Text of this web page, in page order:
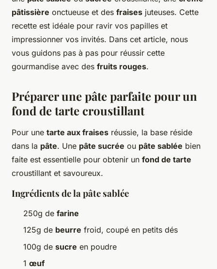
pâtissière onctueuse et des fraises juteuses. Cette
recette est idéale pour ravir vos papilles et
impressionner vos invités. Dans cet article, nous
vous guidons pas à pas pour réussir cette
gourmandise avec des fruits rouges.
Préparer une pâte parfaite pour un
fond de tarte croustillant
Pour une tarte aux fraises réussie, la base réside
dans la pâte. Une pâte sucrée ou pâte sablée bien
faite est essentielle pour obtenir un fond de tarte
croustillant et savoureux.
Ingrédients de la pâte sablée
250g de farine
125g de beurre froid, coupé en petits dés
100g de sucre en poudre
1 œuf